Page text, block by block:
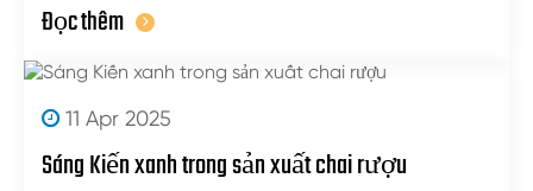
Đọc thêm
11 Apr 2025
Sáng Kiến xanh trong sản xuất chai rượu